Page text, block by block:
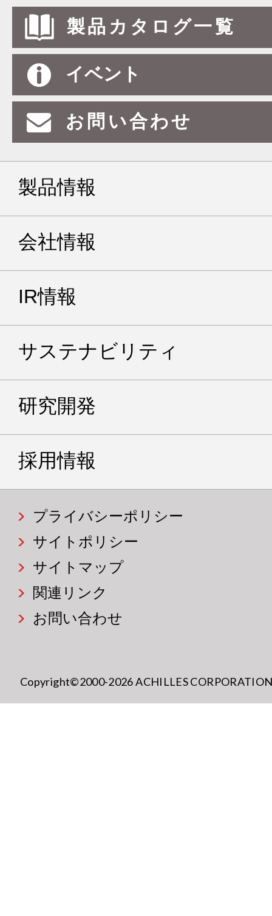
製品カタログ一覧
イベント
お問い合わせ
製品情報
会社情報
IR情報
サステナビリティ
研究開発
採用情報
プライバシーポリシー
サイトポリシー
サイトマップ
関連リンク
お問い合わせ
Copyright©2000-2026 ACHILLES